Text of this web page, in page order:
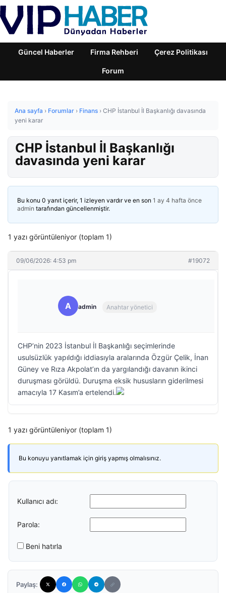
Güncel Haberler Firma Rehberi Çerez Politikası
Forum
Ana sayfa › Forumlar › Finans › CHP İstanbul İl Başkanlığı davasında
yeni karar
CHP İstanbul İl Başkanlığı
davasında yeni karar
Bu konu 0 yanıt içerir, 1 izleyen vardır ve en son 1 ay 4 hafta önce
admin tarafından güncellenmiştir.
1 yazı görüntüleniyor (toplam 1)
09/06/2026: 4:53 pm #19072
A admin Anahtar yönetici
CHP’nin 2023 İstanbul İl Başkanlığı seçimlerinde
usulsüzlük yapıldığı iddiasıyla aralarında Özgür Çelik, İnan
Güney ve Rıza Akpolat’ın da yargılandığı davanın ikinci
duruşması görüldü. Duruşma eksik hususların giderilmesi
amacıyla 17 Kasım’a ertelendi.
1 yazı görüntüleniyor (toplam 1)
Bu konuyu yanıtlamak için giriş yapmış olmalısınız.
Kullanıcı adı:
Parola:
Beni hatırla
Paylaş: